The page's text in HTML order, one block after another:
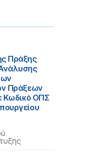
Πράξης
Πράξεων
Κωδικό ΟΠΣ